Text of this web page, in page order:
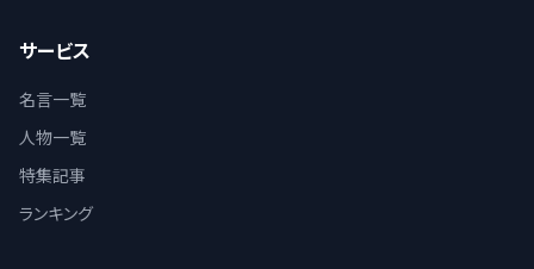
サービス
名言一覧
人物一覧
特集記事
ランキング